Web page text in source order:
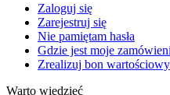
Zaloguj się
Zarejestruj się
Nie pamiętam hasła
Gdzie jest moje
Zrealizuj bon wartościowy
Warto wiedzieć